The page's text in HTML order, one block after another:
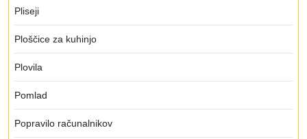
Pliseji
Ploščice za kuhinjo
Plovila
Pomlad
Popravilo računalnikov